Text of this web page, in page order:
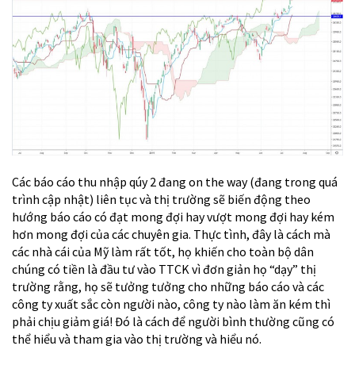
Các báo cáo thu nhập qúy 2 đang on the way (đang trong quá
trình cập nhật) liên tục và thị trường sẽ biến động theo
hướng báo cáo có đạt mong đợi hay vượt mong đợi hay kém
hơn mong đợi của các chuyên gia. Thực tình, đây là cách mà
các nhà cái của Mỹ làm rất tốt, họ khiến cho toàn bộ dân
chúng có tiền là đầu tư vào TTCK vì đơn giản họ “dạy” thị
trường rằng, họ sẽ tưởng tưởng cho những báo cáo và các
công ty xuất sắc còn người nào, công ty nào làm ăn kém thì
phải chịu giảm giá! Đó là cách để người bình thường cũng có
thể hiểu và tham gia vào thị trường và hiểu nó.